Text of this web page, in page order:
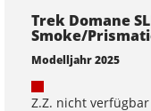
Trek Domane
Smoke/
Modelljahr 2025
Z.Z. nicht verfügbar